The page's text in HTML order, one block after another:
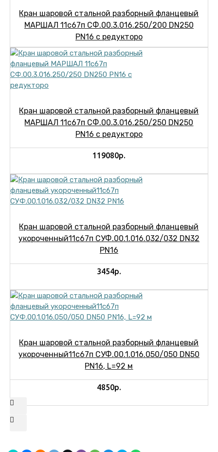
Кран шаровой стальной разборный фланцевый
МАРШАЛ 11с67п СФ.00.3.016.250/200 DN250
PN16 с редукторо
Кран шаровой стальной разборный фланцевый
МАРШАЛ 11с67п СФ.00.3.016.250/250 DN250
PN16 с редукторо
119080р.
Кран шаровой стальной разборный фланцевый
укороченный11с67п СУФ.00.1.016.032/032 DN32
PN16
3454р.
Кран шаровой стальной разборный фланцевый
укороченный11с67п СУФ.00.1.016.050/050 DN50
PN16, L=92 м
4850р.